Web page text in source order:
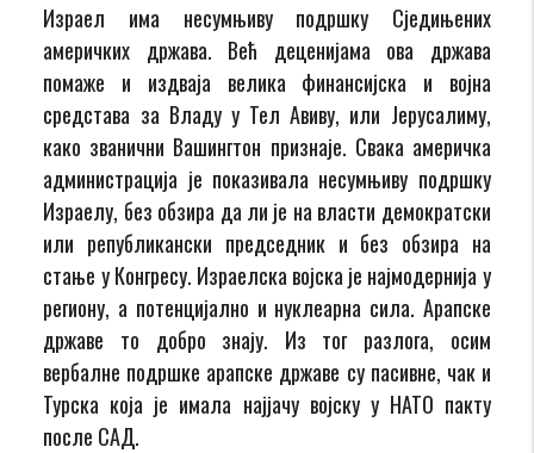
Израел има несумњиву подршку Сједињених
америчких држава. Већ деценијама ова држава
помаже и издваја велика финансијска и војна
средстава за Владу у Тел Авиву, или Јерусалиму,
како званични Вашингтон признаје. Свака америчка
администрација је показивала несумњиву подршку
Израелу, без обзира да ли је на власти демократски
или републикански председник и без обзира на
стање у Конгресу. Израелска војска је најмодернија у
региону, а потенцијално и нуклеарна сила. Арапске
државе то добро знају. Из тог разлога, осим
вербалне подршке арапске државе су пасивне, чак и
Турска која је имала најјачу војску у НАТО пакту
после САД.